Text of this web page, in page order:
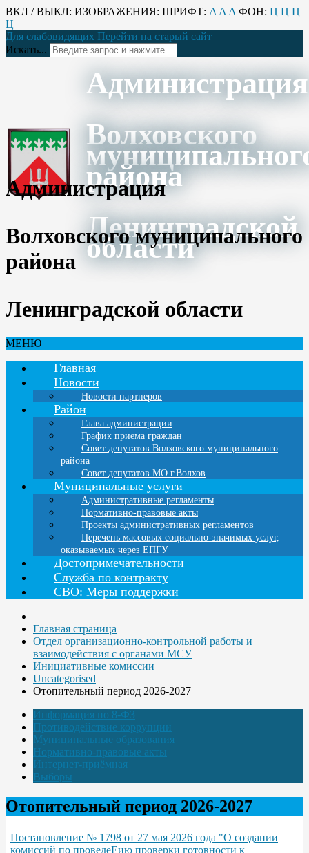
ВКЛ / ВЫКЛ: ИЗОБРАЖЕНИЯ: ШРИФТ: A A A ФОН: Ц Ц Ц
Ц
Для слабовидящих Перейти на старый сайт
Искать...
Администрация
Волховского
района
Ленинградской
области
Администрация
Волховского муниципального
района
Ленинградской области
МЕНЮ
Главная
Новости
Новости партнеров
Район
Глава администрации
График приема граждан
Совет депутатов Волховского муниципального
района
Совет депутатов МО г.Волхов
Муниципальные услуги
Административные регламенты
Нормативно-правовые акты
Проекты административных регламентов
Перечень массовых социально-значимых услуг,
оказываемых через ЕПГУ
Достопримечательности
Служба по контракту
СВО: Меры поддержки
Главная страница
Отдел организационно-контрольной работы и
взаимодействия с органами МСУ
Инициативные комиссии
Uncategorised
Отопительный период 2026-2027
Информация по 8-ФЗ
Противодействие коррупции
Муниципальные образования
Нормативно-правовые акты
Интернет-приёмная
Выборы
Отопительный период 2026-2027
Постановление № 1798 от 27 мая 2026 года "О создании
комиссий по проведеЕию проверки готовности к